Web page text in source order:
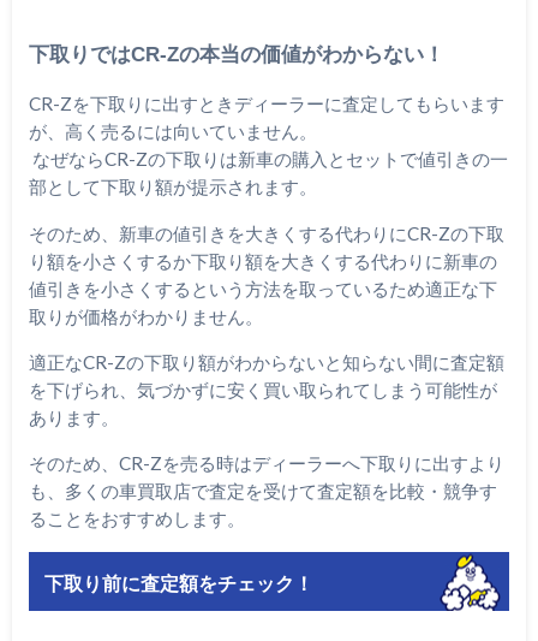
下取りではCR-Zの本当の価値がわからない！
CR-Zを下取りに出すときディーラーに査定してもらいます
が、高く売るには向いていません。
なぜならCR-Zの下取りは新車の購入とセットで値引きの一
部として下取り額が提示されます。
そのため、新車の値引きを大きくする代わりにCR-Zの下取
り額を小さくするか下取り額を大きくする代わりに新車の
値引きを小さくするという方法を取っているため適正な下
取りが価格がわかりません。
適正なCR-Zの下取り額がわからないと知らない間に査定額
を下げられ、気づかずに安く買い取られてしまう可能性が
あります。
そのため、CR-Zを売る時はディーラーへ下取りに出すより
も、多くの車買取店で査定を受けて査定額を比較・競争す
ることをおすすめします。
下取り前に査定額をチェック！